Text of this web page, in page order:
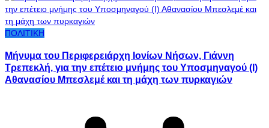
ΠΟΛΙΤΙΚΗ
Μήνυμα του Περιφερειάρχη Ιονίων Νήσων, Γιάννη
Τρεπεκλή, για την επέτειο μνήμης του Υποσμηναγού (Ι)
Αθανασίου Μπεσλεμέ και τη μάχη των πυρκαγιών